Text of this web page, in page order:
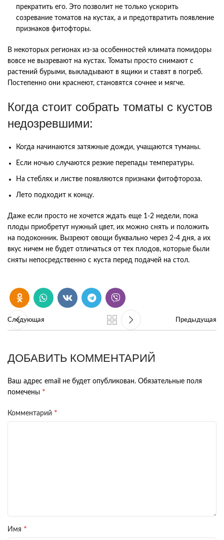
прекратить его. Это позволит не только ускорить
созревание томатов на кустах, а и предотвратить появление
признаков фитофторы.
В некоторых регионах из-за особенностей климата помидоры
вовсе не вызревают на кустах. Томаты просто снимают с
растений бурыми, выкладывают в ящики и ставят в погреб.
Постепенно они краснеют, становятся сочнее и мягче.
Когда стоит собрать томаты с кустов
недозревшими:
Когда начинаются затяжные дожди, учащаются туманы.
Если ночью случаются резкие перепады температуры.
На стеблях и листве появляются признаки фитофтороза.
Лето подходит к концу.
Даже если просто не хочется ждать еще 1-2 недели, пока
плоды приобретут нужный цвет, их можно снять и положить
на подоконник. Вызреют овощи буквально через 2-4 дня, а их
вкус ничем не будет отличаться от тех плодов, которые были
сняты непосредственно с куста перед подачей на стол.
Следующая Предыдущая
ДОБАВИТЬ КОММЕНТАРИЙ
Ваш адрес email не будет опубликован. Обязательные поля
помечены *
Комментарий *
Имя *